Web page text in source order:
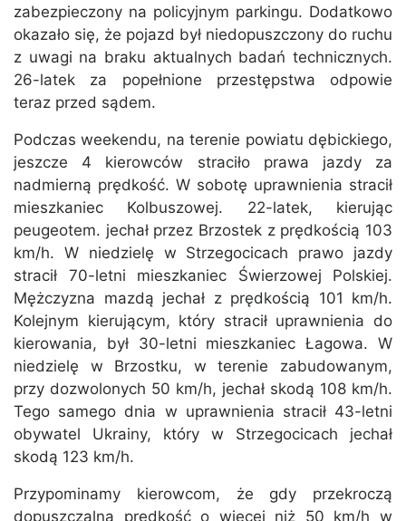
zabezpieczony na policyjnym parkingu. Dodatkowo
okazało się, że pojazd był niedopuszczony do ruchu
z uwagi na braku aktualnych badań technicznych.
26-latek za popełnione przestępstwa odpowie
teraz przed sądem.
Podczas weekendu, na terenie powiatu dębickiego,
jeszcze 4 kierowców straciło prawa jazdy za
nadmierną prędkość. W sobotę uprawnienia stracił
mieszkaniec Kolbuszowej. 22-latek, kierując
peugeotem. jechał przez Brzostek z prędkością 103
km/h. W niedzielę w Strzegocicach prawo jazdy
stracił 70-letni mieszkaniec Świerzowej Polskiej.
Mężczyzna mazdą jechał z prędkością 101 km/h.
Kolejnym kierującym, który stracił uprawnienia do
kierowania, był 30-letni mieszkaniec Łagowa. W
niedzielę w Brzostku, w terenie zabudowanym,
przy dozwolonych 50 km/h, jechał skodą 108 km/h.
Tego samego dnia w uprawnienia stracił 43-letni
obywatel Ukrainy, który w Strzegocicach jechał
skodą 123 km/h.
Przypominamy kierowcom, że gdy przekroczą
dopuszczalną prędkość o więcej niż 50 km/h w